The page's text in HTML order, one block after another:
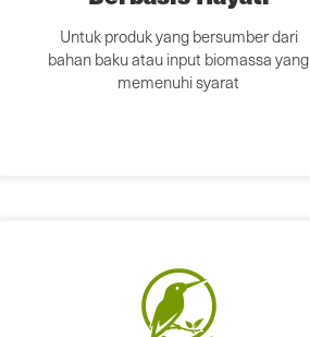
Untuk produk yang bersumber dari
bahan baku atau input biomassa yang
memenuhi syarat